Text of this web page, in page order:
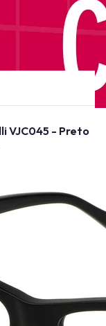
Óculos de Grau Just Cavalli VJC045 - Preto